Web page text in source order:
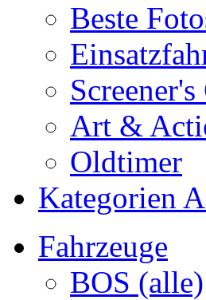
Beste
Art &
Oldtimer
Kategorien
Fahrzeuge
BOS (alle)